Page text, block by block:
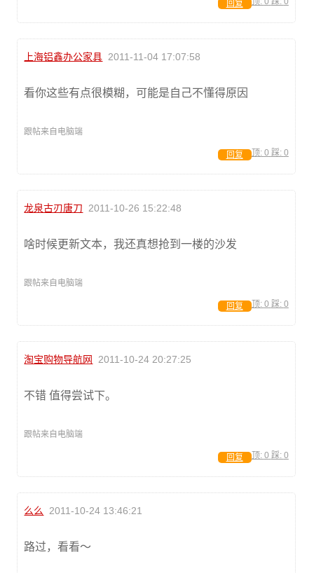
回复
上海铝鑫办公家具 2011-11-04 17:07:58
看你这些有点很模糊，可能是自己不懂得原因
跟帖来自电脑端
顶: 0 踩: 0
回复
龙泉古刃唐刀 2011-10-26 15:22:48
啥时候更新文本，我还真想抢到一楼的沙发
跟帖来自电脑端
顶: 0 踩: 0
回复
淘宝购物导航网 2011-10-24 20:27:25
不错 值得尝试下。
跟帖来自电脑端
顶: 0 踩: 0
回复
么么 2011-10-24 13:46:21
路过，看看～